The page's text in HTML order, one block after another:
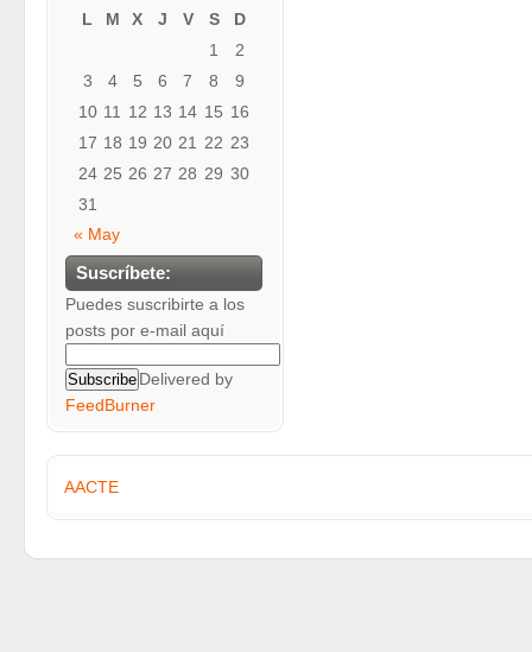
L
M X J V S
D
1
2
3
4 5 6 7 8
9
10 11 12 13 14 15 16
17 18 19 20 21 22 23
24 25 26 27 28 29 30
31
« May
Suscríbete:
Puedes suscribirte a los
posts por e-mail aquí
Delivered by
FeedBurner
AACTE